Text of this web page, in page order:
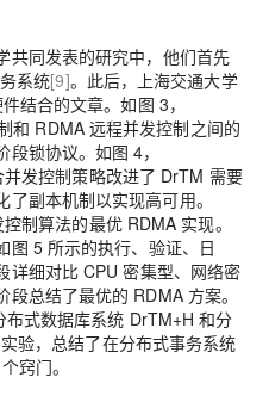
共同发表的研究中，他们首先
系统[9]。此后，上海交通大学
结合的文章。如图 3，
和 RDMA 远程并发控制之间的
锁协议。如图 4，
发控制策略改进了 DrTM 需要
副本机制以实现高可用。
制算法的最优 RDMA 实现。
图 5 所示的执行、验证、日
详细对比 CPU 密集型、网络密
总结了最优的 RDMA 方案。
布式数据库系统 DrTM+H 和分
验，总结了在分布式事务系统
窍门。